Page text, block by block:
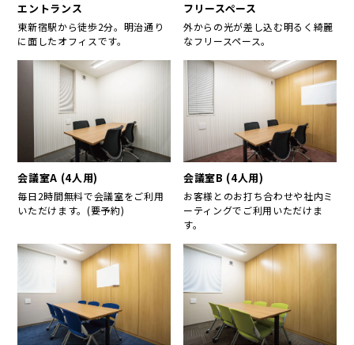
エントランス
東新宿駅から徒歩2分。明治通り
に面したオフィスです。
フリースペース
外からの光が差し込む明るく綺麗
なフリースペース。
会議室A (4人用)
毎日2時間無料で会議室をご利用
いただけます。(要予約)
会議室B (4人用)
お客様とのお打ち合わせや社内ミ
ーティングでご利用いただけま
す。